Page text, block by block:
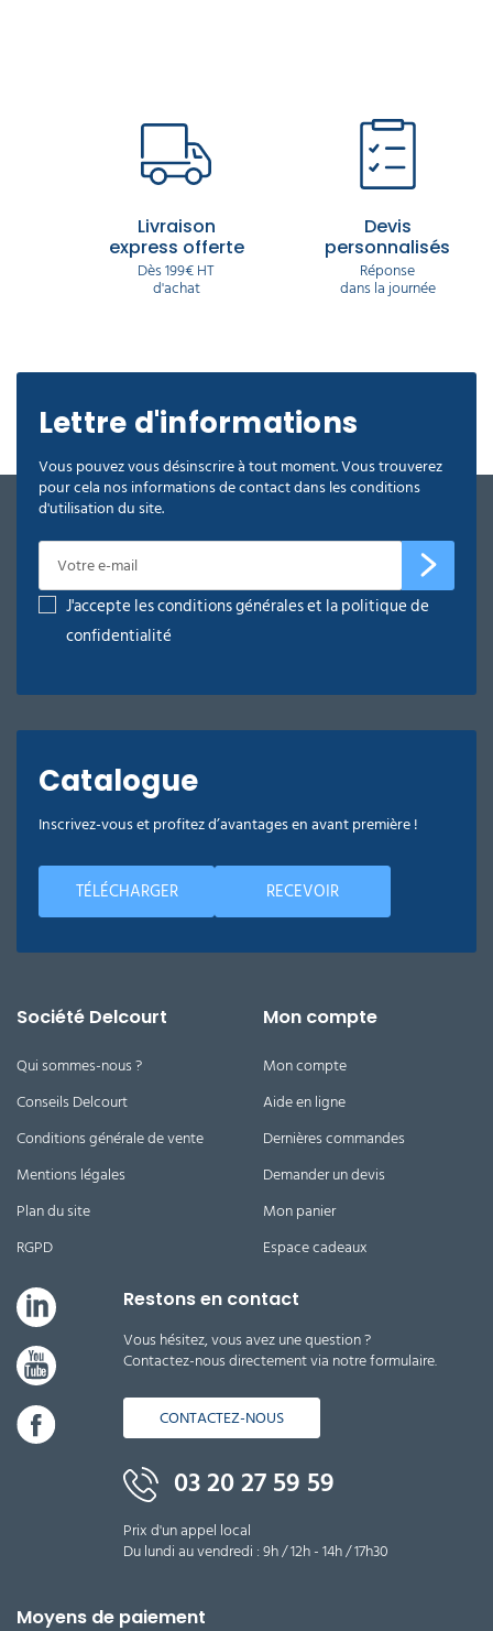
Livraison
express offerte
Dès 199€ HT
d'achat
Devis
personnalisés
Réponse
dans la journée
Lettre d'informations
Vous pouvez vous désinscrire à tout moment. Vous trouverez
pour cela nos informations de contact dans les conditions
d'utilisation du site.
J'accepte les conditions générales et la politique de
confidentialité
Catalogue
Inscrivez-vous et profitez d’avantages en avant première !
TÉLÉCHARGER RECEVOIR
Société Delcourt
Qui sommes-nous ?
Conseils Delcourt
Conditions générale de vente
Mentions légales
Plan du site
RGPD
Mon compte
Mon compte
Aide en ligne
Dernières commandes
Demander un devis
Mon panier
Espace cadeaux
Restons en contact
Vous hésitez, vous avez une question ?
Contactez-nous directement via notre formulaire.
CONTACTEZ-NOUS
03 20 27 59 59
Prix d'un appel local
Du lundi au vendredi : 9h / 12h - 14h / 17h30
Moyens de paiement